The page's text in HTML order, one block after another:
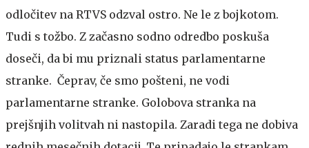
odločitev na RTVS odzval ostro. Ne le z bojkotom.
Tudi s tožbo. Z začasno sodno odredbo poskuša
doseči, da bi mu priznali status parlamentarne
stranke. Čeprav, če smo pošteni, ne vodi
parlamentarne stranke. Golobova stranka na
prejšnjih volitvah ni nastopila. Zaradi tega ne dobiva